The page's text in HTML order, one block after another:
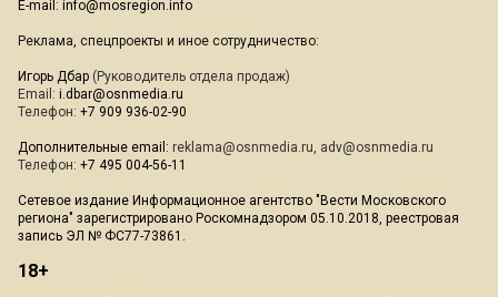
E-mail: info@mosregion.info
Реклама, спецпроекты и иное сотрудничество:
Игорь Дбар (Руководитель отдела продаж)
Email: i.dbar@osnmedia.ru
Телефон: +7 909 936-02-90
Дополнительные email: reklama@osnmedia.ru, adv@osnmedia.ru
Телефон: +7 495 004-56-11
Сетевое издание Информационное агентство "Вести Московского
региона" зарегистрировано Роскомнадзором 05.10.2018, реестровая
запись ЭЛ № ФС77-73861.
18+